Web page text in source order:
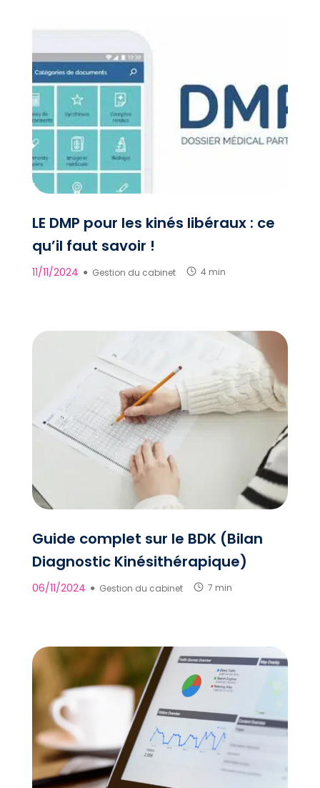
LE DMP pour les kinés libéraux : ce
qu’il faut savoir !
11/11/2024 ● Gestion du cabinet 4 min
Guide complet sur le BDK (Bilan
Diagnostic Kinésithérapique)
06/11/2024 ● Gestion du cabinet 7 min